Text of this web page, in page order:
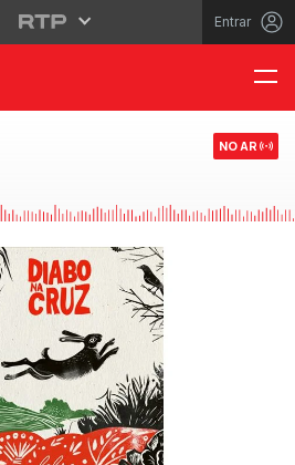
Entrar
NO AR